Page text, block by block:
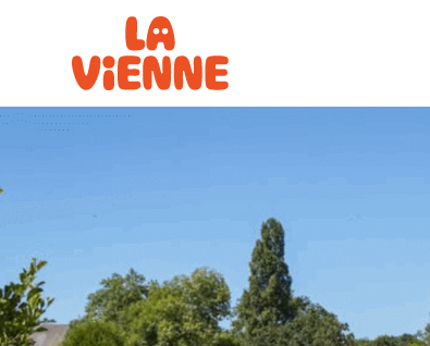
Panneau de gestion des cookies